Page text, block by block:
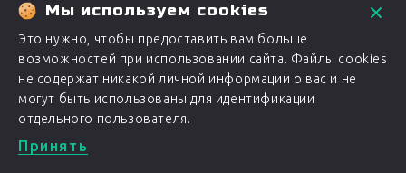
Мы используем cookies
Это нужно, чтобы предоставить вам больше
возможностей при использовании сайта. Файлы cookies
не содержат никакой личной информации о вас и не
могут быть использованы для идентификации
отдельного пользователя.
Принять